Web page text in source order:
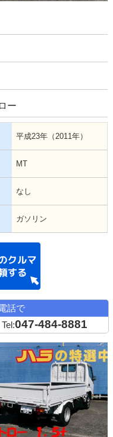
ー
平成23年（2011年）
MT
なし
ガソリン
話で
Tel:047-484-8881